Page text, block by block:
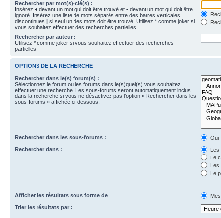
Rechercher par mot(s)-clé(s) :
Insérez + devant un mot qui doit être trouvé et - devant un mot qui doit être
ignoré. Insérez une liste de mots séparés entre des barres verticales
discontinues | si seul un des mots doit être trouvé. Utilisez * comme joker si
vous souhaitez effectuer des recherches partielles.
Rechercher par auteur :
Utilisez * comme joker si vous souhaitez effectuer des recherches
partielles.
OPTIONS DE LA RECHERCHE
Rechercher dans le(s) forum(s) :
Sélectionnez le forum ou les forums dans le(s)quel(s) vous souhaitez
effectuer une recherche. Les sous-forums seront automatiquement inclus
dans la recherche si vous ne désactivez pas l’option « Rechercher dans les
sous-forums » affichée ci-dessous.
Rechercher dans les sous-forums :
Oui
Rechercher dans :
Les
Le
Les
Le
Afficher les résultats sous forme de :
Trier les résultats par :